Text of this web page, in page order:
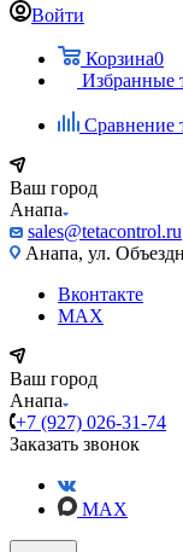
Войти
Корзина0
Избранные
Сравнение
Ваш город
Анапа
sales@tetacontrol.ru
Анапа, ул.
Вконтакте
MAX
Ваш город
Анапа
+7 (927) 026-31-74
Заказать звонок
MAX